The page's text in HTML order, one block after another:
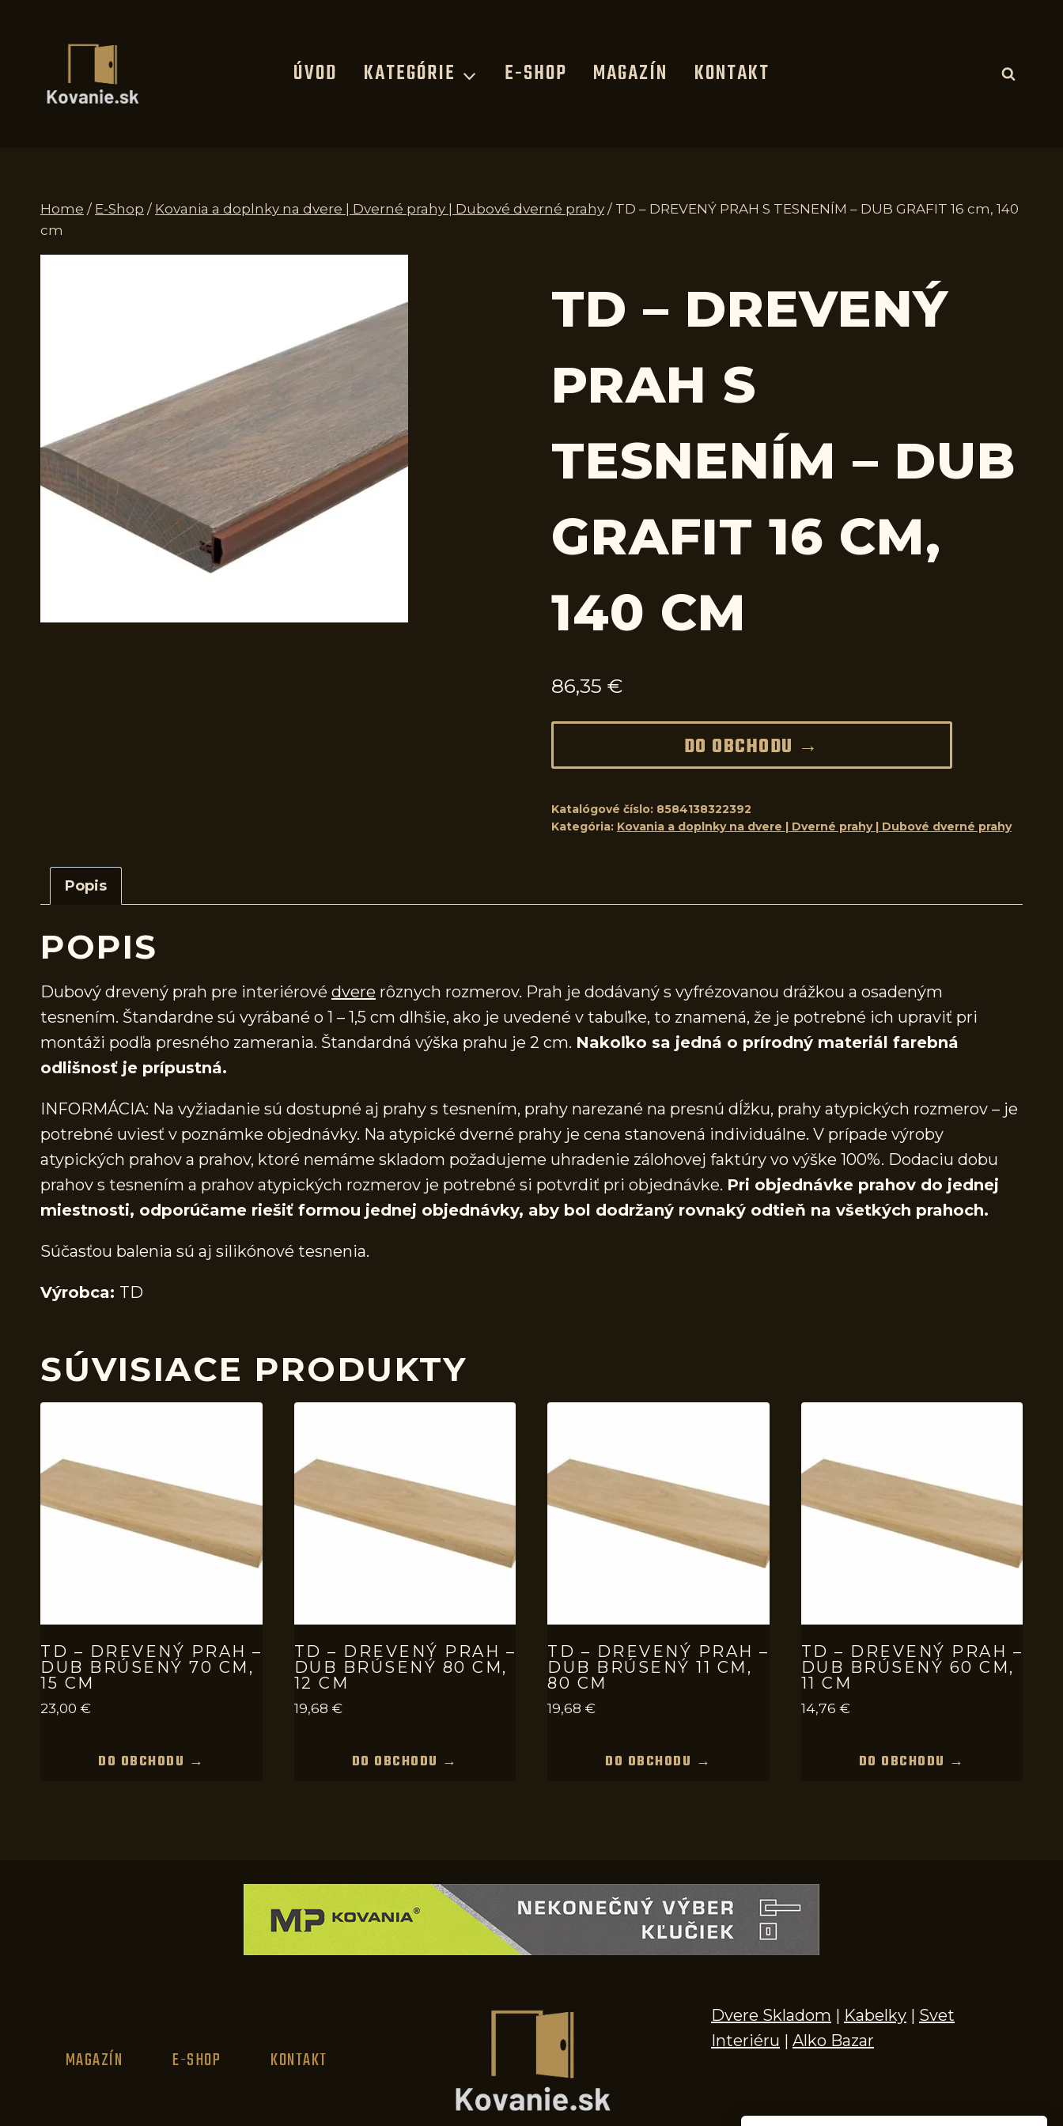
ÚVOD KATEGÓRIE E-SHOP MAGAZÍN KONTAKT
Home / E-Shop / Kovania a doplnky na dvere | Dverné prahy | Dubové dverné prahy / TD – DREVENÝ PRAH S TESNENÍM – DUB GRAFIT 16 cm, 140
cm
TD – DREVENÝ
PRAH S
TESNENÍM – DUB
GRAFIT 16 CM,
140 CM
86,35 €
DO OBCHODU →
Katalógové číslo: 8584138322392
Kategória: Kovania a doplnky na dvere | Dverné prahy | Dubové dverné prahy
Popis
POPIS
Dubový drevený prah pre interiérové dvere rôznych rozmerov. Prah je dodávaný s vyfrézovanou drážkou a osadeným
tesnením. Štandardne sú vyrábané o 1 – 1,5 cm dlhšie, ako je uvedené v tabuľke, to znamená, že je potrebné ich upraviť pri
montáži podľa presného zamerania. Štandardná výška prahu je 2 cm. Nakoľko sa jedná o prírodný materiál farebná
odlišnosť je prípustná.
INFORMÁCIA: Na vyžiadanie sú dostupné aj prahy s tesnením, prahy narezané na presnú dĺžku, prahy atypických rozmerov – je
potrebné uviesť v poznámke objednávky. Na atypické dverné prahy je cena stanovená individuálne. V prípade výroby
atypických prahov a prahov, ktoré nemáme skladom požadujeme uhradenie zálohovej faktúry vo výške 100%. Dodaciu dobu
prahov s tesnením a prahov atypických rozmerov je potrebné si potvrdiť pri objednávke. Pri objednávke prahov do jednej
miestnosti, odporúčame riešiť formou jednej objednávky, aby bol dodržaný rovnaký odtieň na všetkých prahoch.
Súčasťou balenia sú aj silikónové tesnenia.
Výrobca: TD
SÚVISIACE PRODUKTY
TD – DREVENÝ PRAH –
DUB BRÚSENÝ 70 CM,
15 CM
23,00 €
DO OBCHODU →
TD – DREVENÝ PRAH –
DUB BRÚSENÝ 80 CM,
12 CM
19,68 €
DO OBCHODU →
TD – DREVENÝ PRAH –
DUB BRÚSENÝ 11 CM,
80 CM
19,68 €
DO OBCHODU →
TD – DREVENÝ PRAH –
DUB BRÚSENÝ 60 CM,
11 CM
14,76 €
DO OBCHODU →
MAGAZÍN E-SHOP KONTAKT
Dvere Skladom | Kabelky | Svet
Interiéru | Alko Bazar